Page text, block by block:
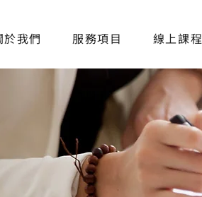
於我們 服務項目 線上課程